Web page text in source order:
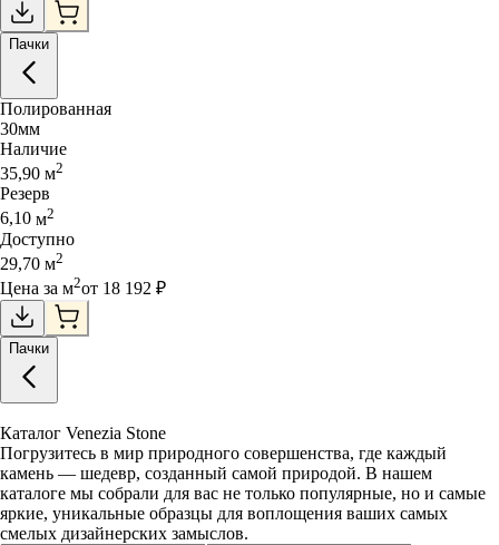
Пачки
Полированная
30мм
Наличие
35,90 м2
Резерв
6,10 м2
Доступно
29,70 м2
Цена за м2от 18 192 ₽
Пачки
Каталог Venezia Stone
Погрузитесь в мир природного совершенства, где каждый
камень — шедевр, созданный самой природой. В нашем
каталоге мы собрали для вас не только популярные, но и самые
яркие, уникальные образцы для воплощения ваших самых
смелых дизайнерских замыслов.